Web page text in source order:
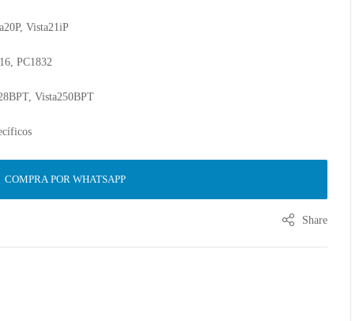
Vista21iP
PC1832
Vista250BPT
COMPRA POR WHATSAPP
Share